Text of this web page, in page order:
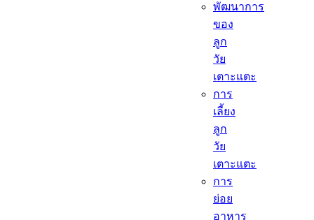
พัฒนาการ
ของ
ลูก
วัย
เตาะแตะ
การ
เลี้ยง
ลูก
วัย
เตาะแตะ
การ
ย่อย
อาหาร